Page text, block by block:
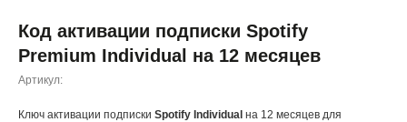
Код активации подписки Spotify
Premium Individual на 12 месяцев
Артикул:
Ключ активации подписки Spotify Individual на 12 месяцев для